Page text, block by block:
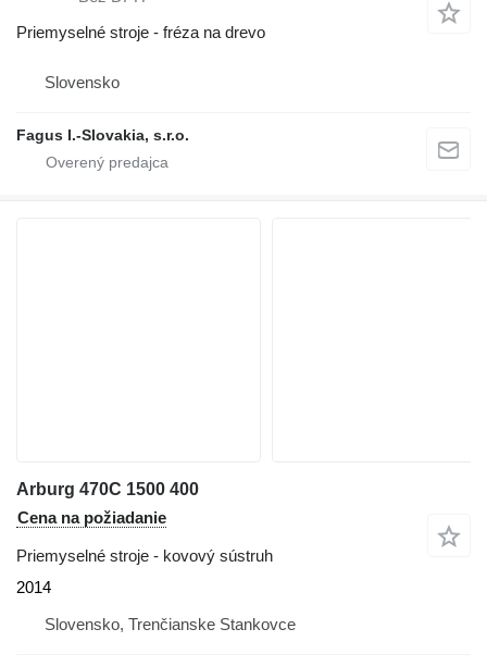
Priemyselné stroje - fréza na drevo
Slovensko
Fagus I.-Slovakia, s.r.o.
Arburg 470C 1500 400
Cena na požiadanie
Priemyselné stroje - kovový sústruh
2014
Slovensko, Trenčianske Stankovce